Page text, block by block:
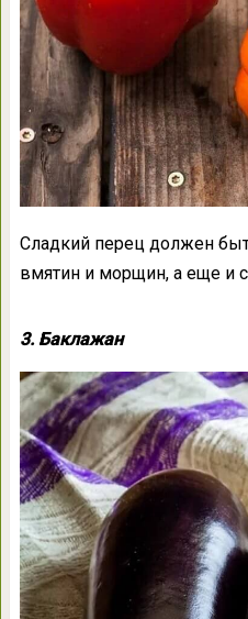
Сладкий перец должен
вмятин и морщин, а еще и
3. Баклажан